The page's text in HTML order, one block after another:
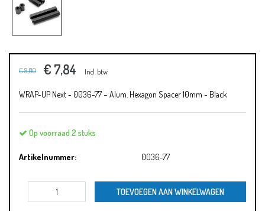
€ 9,80 € 7,84 Incl. btw
WRAP-UP Next - 0036-77 − Alum. Hexagon Spacer 10mm - Black
Op voorraad 2 stuks
Artikelnummer: 0036-77
TOEVOEGEN AAN WINKELWAGEN